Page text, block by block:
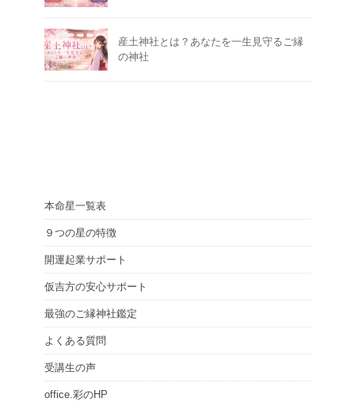
産土神社とは？あなたを一生見守るご縁
の神社
本命星一覧表
９つの星の特徴
開運起業サポート
仮吉方の安心サポート
最強のご縁神社鑑定
よくある質問
受講生の声
office.彩のHP